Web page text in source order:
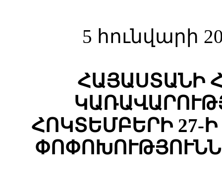
5 հունվարի
ՀԱՅԱՍՏԱՆԻ
ՀՈԿՏԵՄԲԵՐԻ 27-Ի